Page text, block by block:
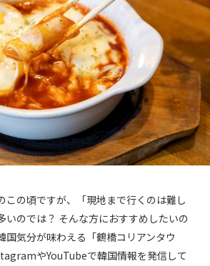
この頃ですが、「現地まで行くのは難し
のでは？ そんな方におすすめしたいの
国気分が味わえる「鶴橋コリアンタウ
やYouTubeで韓国情報を発信して